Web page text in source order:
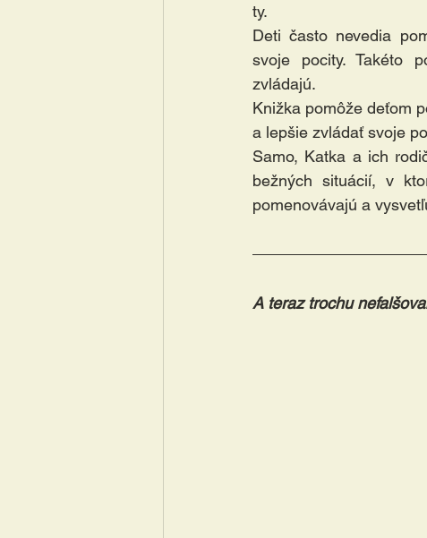
ty.
Deti často nevedia
svoje pocity. Takéto
zvládajú.
Knižka pomôže deťom
a lepšie zvládať svoje
Samo, Katka a ich
bežných situácií, v
pomenovávajú a
A teraz trochu